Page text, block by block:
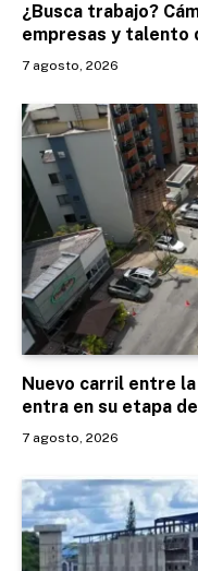
¿Busca trabajo?
empresas y talento
7 agosto, 2026
Nuevo carril entre
entra en su etapa
7 agosto, 2026